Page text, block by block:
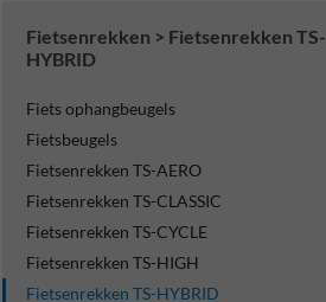
Fietsenrekken > Fietsenrekken TS-
HYBRID
Fiets ophangbeugels
Fietsbeugels
Fietsenrekken TS-AERO
Fietsenrekken TS-CLASSIC
Fietsenrekken TS-CYCLE
Fietsenrekken TS-HIGH
Fietsenrekken TS-HYBRID